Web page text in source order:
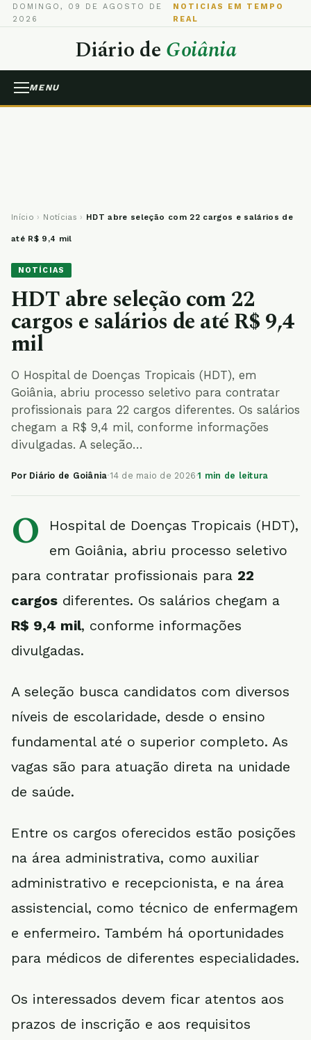
DOMINGO, 09 DE AGOSTO DE
2026
NOTICIAS EM TEMPO
REAL
Diário deGoiânia
MENU
Início › Notícias › HDT abre seleção com 22 cargos e salários de
até R$ 9,4 mil
NOTÍCIAS
HDT abre seleção com 22
cargos e salários de até R$ 9,4
mil
O Hospital de Doenças Tropicais (HDT), em
Goiânia, abriu processo seletivo para contratar
profissionais para 22 cargos diferentes. Os salários
chegam a R$ 9,4 mil, conforme informações
divulgadas. A seleção…
Por Diário de Goiânia·14 de maio de 2026·1 min de leitura
O
Hospital de Doenças Tropicais (HDT),
em Goiânia, abriu processo seletivo
para contratar profissionais para 22
cargos diferentes. Os salários chegam a
R$ 9,4 mil, conforme informações
divulgadas.
A seleção busca candidatos com diversos
níveis de escolaridade, desde o ensino
fundamental até o superior completo. As
vagas são para atuação direta na unidade
de saúde.
Entre os cargos oferecidos estão posições
na área administrativa, como auxiliar
administrativo e recepcionista, e na área
assistencial, como técnico de enfermagem
e enfermeiro. Também há oportunidades
para médicos de diferentes especialidades.
Os interessados devem ficar atentos aos
prazos de inscrição e aos requisitos